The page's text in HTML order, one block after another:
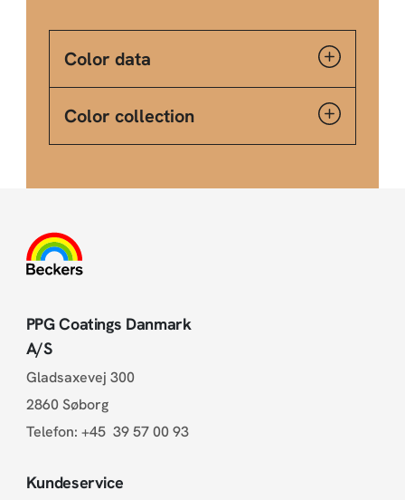
Color data
Color collection
PPG Coatings Danmark
A/S
Gladsaxevej 300
2860 Søborg
Telefon: +45 39 57 00 93
Kundeservice